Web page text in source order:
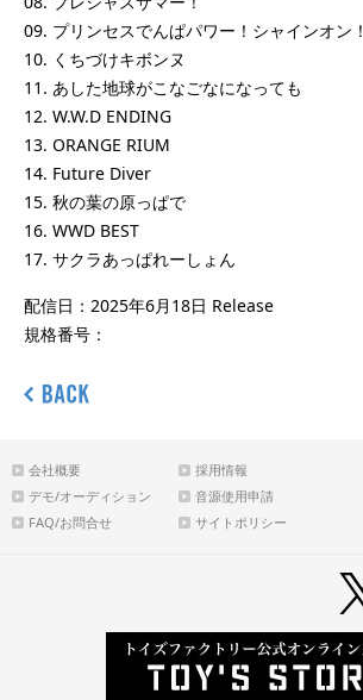
09. プリンセスでんぱパワー！シャインオン！
10. くちづけキボンヌ
11. あした地球がこなごなになっても
12. W.W.D ENDING
13. ORANGE RIUM
14. Future Diver
15. 秋の葉の原っぱで
16. WWD BEST
17. サクラあっぱれーしょん
配信日：2025年6月18日 Release
規格番号：
会社概要
採用情報
デモ/オーディション
音源使用申請
FAQ/お問合せ
サイトポリシー